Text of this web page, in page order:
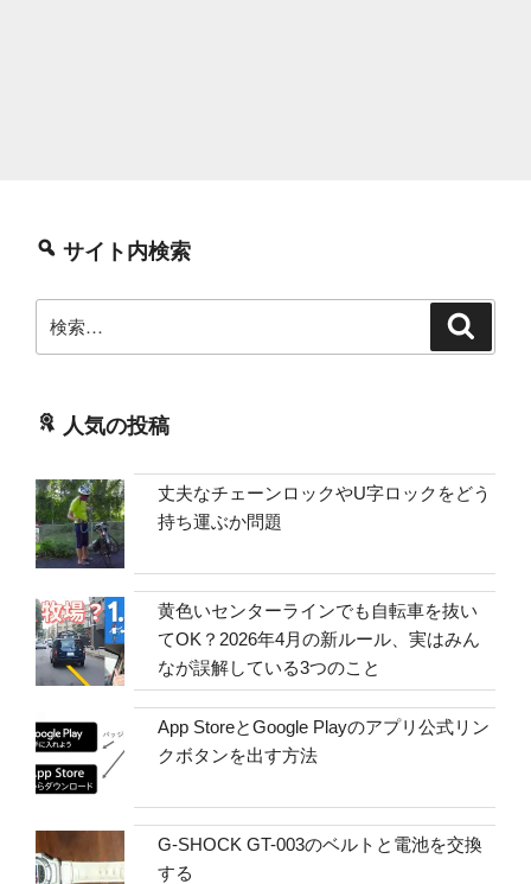
サイト内検索
索:
人気の投稿
丈夫なチェーンロックやU字ロックをどう
持ち運ぶか問題
黄色いセンターラインでも自転車を抜い
てOK？2026年4月の新ルール、実はみん
なが誤解している3つのこと
App StoreとGoogle Playのアプリ公式リン
クボタンを出す方法
G-SHOCK GT-003のベルトと電池を交換
する